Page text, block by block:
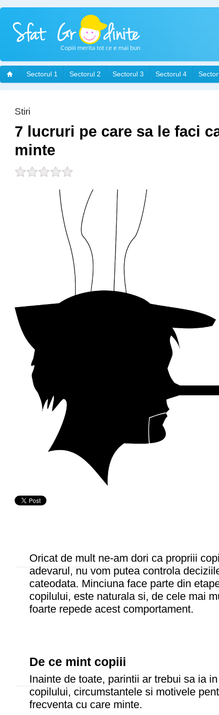
Sectorul 1 Sectorul 2 Sectorul 3 Sectorul 4
Stiri
7 lucruri pe care sa le faci
minte
Oricat de mult ne-am dori ca propriii
adevarul, nu vom putea controla
cateodata. Minciuna face parte din
copilului, este naturala si, de cele mai
foarte repede acest comportament.
De ce mint copiii
Inainte de toate, parintii ar trebui sa ia
copilului, circumstantele si motivele
frecventa cu care minte.